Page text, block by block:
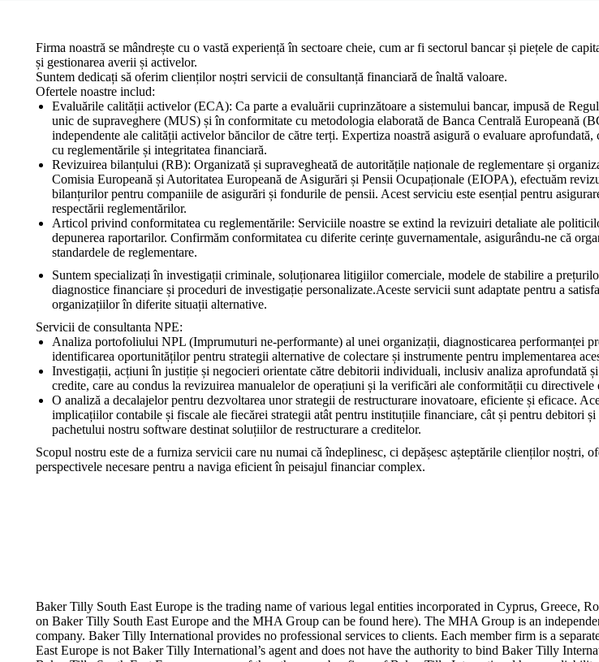
Firma noastră se mândrește cu o vastă experiență în sectoare cheie, cum ar fi sectorul bancar și piețele de
și gestionarea averii și activelor.
Suntem dedicați să oferim clienților noștri servicii de consultanță financiară de înaltă valoare.
Ofertele noastre includ:
Evaluările calității activelor (ECA): Ca parte a evaluării cuprinzătoare a sistemului bancar, impusă de
unic de supraveghere (MUS) și în conformitate cu metodologia elaborată de Banca Centrală Europeană
independente ale calității activelor băncilor de către terți. Expertiza noastră asigură o evaluare
cu reglementările și integritatea financiară.
Revizuirea bilanțului (RB): Organizată și supravegheată de autoritățile naționale de reglementare și
Comisia Europeană și Autoritatea Europeană de Asigurări și Pensii Ocupaționale (EIOPA), efectuăm
bilanțurilor pentru companiile de asigurări și fondurile de pensii. Acest serviciu este esențial pentru
respectării reglementărilor.
Articol privind conformitatea cu reglementările: Serviciile noastre se extind la revizuiri detaliate ale
depunerea raportarilor. Confirmăm conformitatea cu diferite cerințe guvernamentale, asigurându-ne că
standardele de reglementare.
Suntem specializați în investigații criminale, soluționarea litigiilor comerciale, modele de stabilire a
diagnostice financiare și proceduri de investigație personalizate.Aceste servicii sunt adaptate pentru a
organizațiilor în diferite situații alternative.
Servicii de consultanta NPE:
Analiza portofoliului NPL (Imprumuturi ne-performante) al unei organizații, diagnosticarea performanței
identificarea oportunităților pentru strategii alternative de colectare și instrumente pentru implementarea
Investigații, acțiuni în justiție și negocieri orientate către debitorii individuali, inclusiv analiza aprofundată
credite, care au condus la revizuirea manualelor de operațiuni și la verificări ale conformității cu directivele
O analiză a decalajelor pentru dezvoltarea unor strategii de restructurare inovatoare, eficiente și eficace.
implicațiilor contabile și fiscale ale fiecărei strategii atât pentru instituțiile financiare, cât și pentru debitori și
pachetului nostru software destinat soluțiilor de restructurare a creditelor.
Scopul nostru este de a furniza servicii care nu numai că îndeplinesc, ci depășesc așteptările clienților noștri,
perspectivele necesare pentru a naviga eficient în peisajul financiar complex.
Baker Tilly South East Europe is the trading name of various legal entities incorporated in Cyprus, Greece,
on Baker Tilly South East Europe and the MHA Group can be found here). The MHA Group is an
company. Baker Tilly International provides no professional services to clients. Each member firm is a
East Europe is not Baker Tilly International’s agent and does not have the authority to bind Baker Tilly